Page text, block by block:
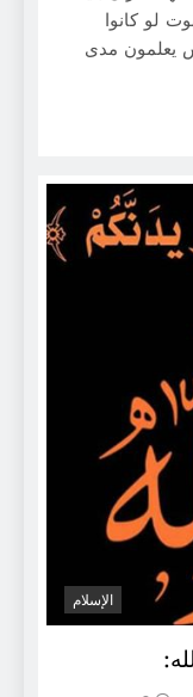
لو كانوا
يعلمون مدى
الإسلام